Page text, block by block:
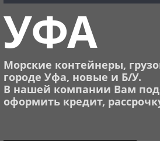
УФА
Морские контейнеры,
городе Уфа, новые и Б/У.
В нашей компании Вам
оформить кредит,